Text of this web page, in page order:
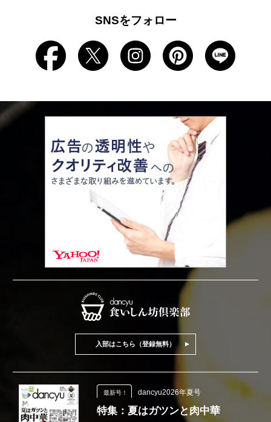
SNSをフォロー
入部はこちら（登録無料）
最新号！ dancyu2026年夏号
特集：夏はガツンと肉中華